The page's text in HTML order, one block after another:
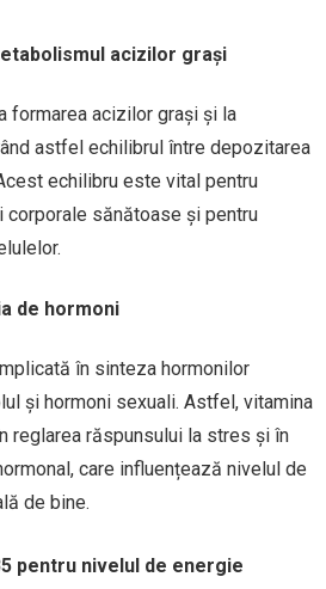
acizilor grași
formarea acizilor grași și la
astfel echilibrul între depozitarea
echilibru este vital pentru
corporale sănătoase și pentru
de hormoni
în sinteza hormonilor
și hormoni sexuali. Astfel, vitamina
reglarea răspunsului la stres și în
care influențează nivelul de
de bine.
pentru nivelul de energie